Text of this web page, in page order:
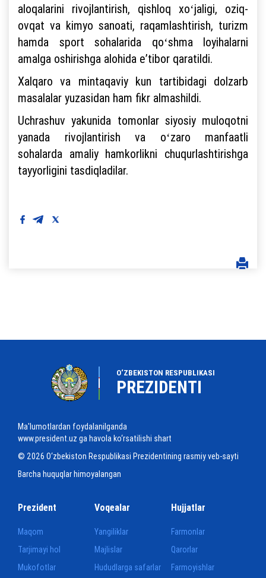
aloqalarini rivojlantirish, qishloq xoʻjaligi, oziq-
ovqat va kimyo sanoati, raqamlashtirish, turizm
hamda sport sohalarida qoʻshma loyihalarni
amalga oshirishga alohida eʼtibor qaratildi.
Xalqaro va mintaqaviy kun tartibidagi dolzarb
masalalar yuzasidan ham fikr almashildi.
Uchrashuv yakunida tomonlar siyosiy muloqotni
yanada rivojlantirish va oʻzaro manfaatli
sohalarda amaliy hamkorlikni chuqurlashtirishga
tayyorligini tasdiqladilar.
O‘ZBEKISTON RESPUBLIKASI
PREZIDENTI
Ma'lumotlardan foydalanilganda
www.president.uz ga havola ko‘rsatilishi shart
© 2026 O‘zbekiston Respublikasi Prezidentining rasmiy veb-sayti
Barcha huquqlar himoyalangan
Prezident
Maqom
Tarjimayi hol
Mukofotlar
Voqealar
Yangiliklar
Majlislar
Hududlarga safarlar
Hujjatlar
Farmonlar
Qarorlar
Farmoyishlar